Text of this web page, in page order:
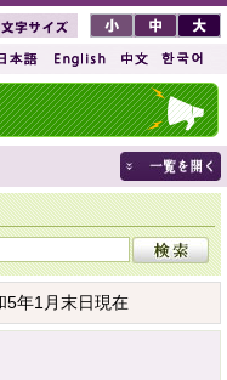
5年1月末日現在